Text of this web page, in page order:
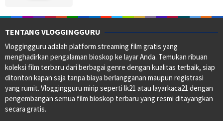
TENTANG VLOGGINGGURU
Vloggingguru adalah platform streaming film gratis yang
menghadirkan pengalaman bioskop ke layar Anda. Temukan ribuan
koleksi film terbaru dari berbagai genre dengan kualitas terbaik, siap
ditonton kapan saja tanpa biaya berlangganan maupun registrasi
yang rumit. Vloggingguru mirip seperti lk21 atau layarkaca21 dengan
pengembangan semua film bioskop terbaru yang resmi ditayangkan
secara gratis.